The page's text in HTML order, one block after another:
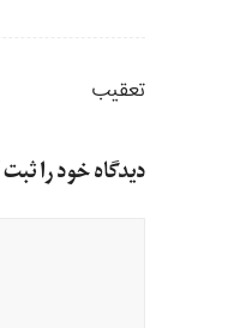
تعقیب
دیدگاه خود را